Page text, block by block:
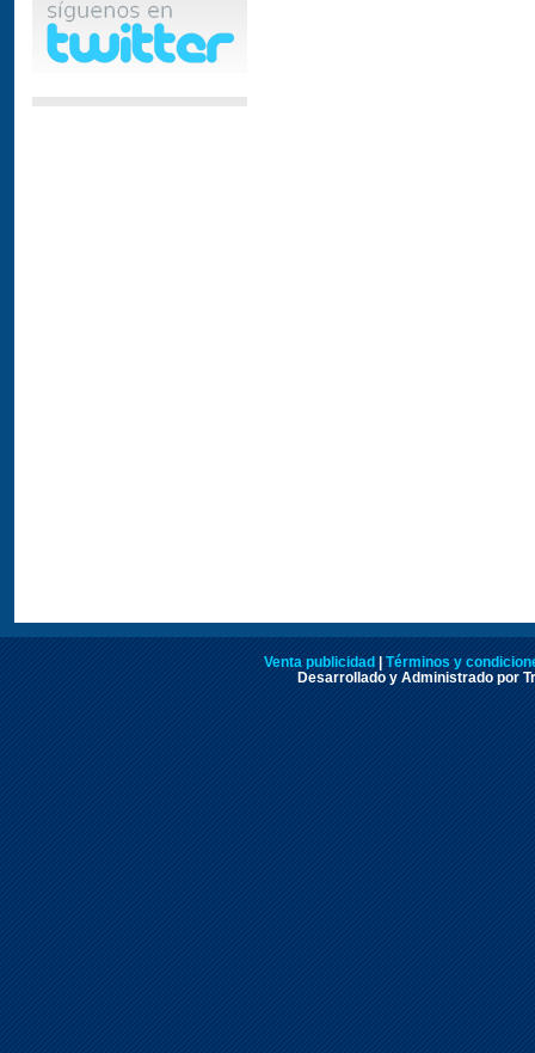
Venta publicidad
Términos y
Desarrollado y Administrado por